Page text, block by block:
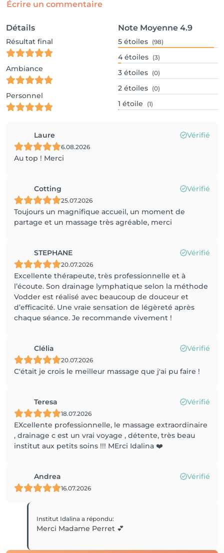
Écrire un commentaire
Détails
Résultat final
Ambiance
Personnel
Note Moyenne 4.9
5 étoiles (98)
4 étoiles (3)
3 étoiles (0)
2 étoiles (0)
1 étoile (1)
Laure Vérifié
6.08.2026
Au top ! Merci
Cotting Vérifié
25.07.2026
Toujours un magnifique accueil, un moment de
partage et un massage très agréable, merci
STEPHANE Vérifié
20.07.2026
Excellente thérapeute, très professionnelle et à
l’écoute. Son drainage lymphatique selon la méthode
Vodder est réalisé avec beaucoup de douceur et
d’efficacité. Une vraie sensation de légèreté après
chaque séance. Je recommande vivement !
Clélia Vérifié
20.07.2026
C'était je crois le meilleur massage que j'ai pu faire !
Teresa Vérifié
18.07.2026
EXcellente professionnelle, le massage extraordinaire
, drainage c est un vrai voyage , détente, très beau
institut aux petits soins !!! MErci Idalina ❤️
Andrea Vérifié
16.07.2026
Institut Idalinaa répondu:
Merci Madame Perret 💕